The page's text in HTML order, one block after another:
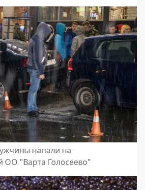
напали на
ОО "Варта Голосеево"